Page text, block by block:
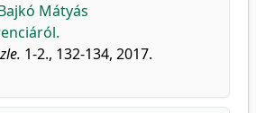
Mátyás
1-2., 132-134, 2017.